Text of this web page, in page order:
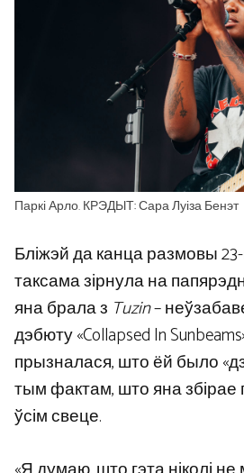
Паркі Арло. КРЭДЫТ: Сара Луіза Бенэт
Бліжэй да канца размовы
таксама зірнула на
яна брала з Tuzin–
дэбюту «Collapsed In
прызналася, што ёй было
тым фактам, што яна збірае
ўсім свеце.